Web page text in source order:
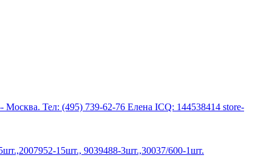
Тел: (495) 739-62-76 Елена ICQ: 144538414 store-
15шт., 9039488-3шт.,30037/600-1шт.